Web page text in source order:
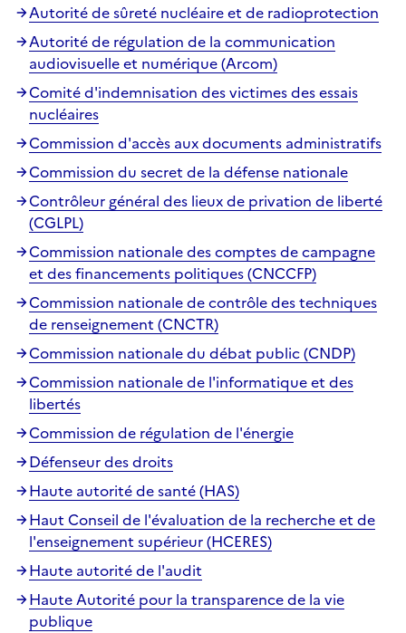
Autorité de sûreté nucléaire et de radioprotection
Autorité de régulation de la communication
audiovisuelle et numérique (Arcom)
Comité d'indemnisation des victimes des essais
nucléaires
Commission d'accès aux documents administratifs
Commission du secret de la défense nationale
Contrôleur général des lieux de privation de liberté
(CGLPL)
Commission nationale des comptes de campagne
et des financements politiques (CNCCFP)
Commission nationale de contrôle des techniques
de renseignement (CNCTR)
Commission nationale du débat public (CNDP)
Commission nationale de l'informatique et des
libertés
Commission de régulation de l'énergie
Défenseur des droits
Haute autorité de santé (HAS)
Haut Conseil de l'évaluation de la recherche et de
l'enseignement supérieur (HCERES)
Haute autorité de l'audit
Haute Autorité pour la transparence de la vie
publique